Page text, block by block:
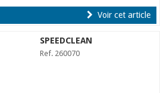
Voir cet article
SPEEDCLEAN
Ref. 260070